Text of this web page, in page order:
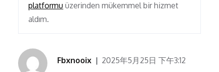
platformu üzerinden mükemmel bir hizmet
aldım.
Fbxnooix 2025年5月25日 下午3:12